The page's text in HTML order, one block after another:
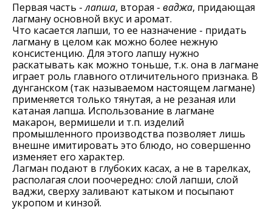
Первая часть -лапша, вторая - ваджа, придающая
лагману основной вкус и аромат.
Что касается лапши, то ее назначение - придать
лагману в целом как можно более нежную
консистенцию. Для этого лапшу нужно
раскатывать как можно тоньше, т.к. она в лагмане
играет роль главного отличительного признака. В
дунганском (так называемом настоящем лагмане)
применяется только тянутая, а не резаная или
катаная лапша. Использование в лагмане
макарон, вермишели и т.п. изделий
промышленного производства позволяет лишь
внешне имитировать это блюдо, но совершенно
изменяет его характер.
Лагман подают в глубоких касах, а не в тарелках,
располагая слои поочередно: слой лапши, слой
ваджи, сверху заливают катыком и посыпают
укропом и кинзой.